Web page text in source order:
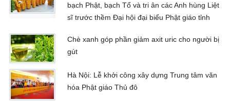
bạch Phật, bạch Tổ và tri ân các Anh hùng Liệt
sĩ trước thềm Đại hội đại biểu Phật giáo tỉnh
Chè xanh góp phần giảm axit uric cho người bị
gút
Hà Nội: Lễ khởi công xây dựng Trung tâm văn
hóa Phật giáo Thủ đô